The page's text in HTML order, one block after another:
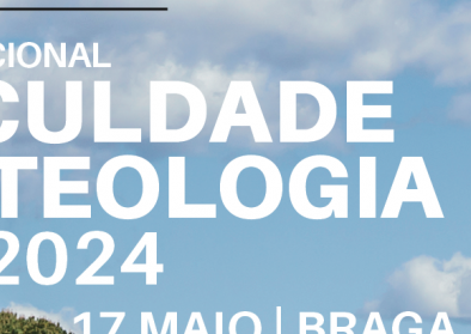
Doutoramento em Teologia
Programa Interuniversitário de
História